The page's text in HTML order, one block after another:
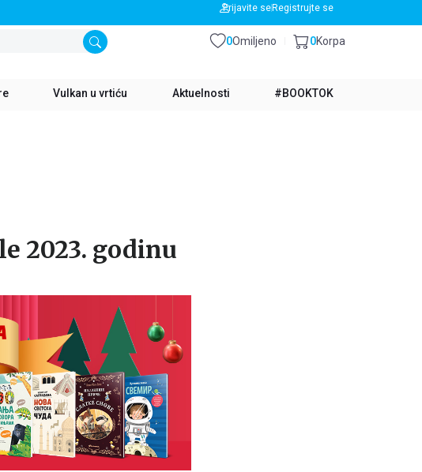
BESPLATNA DOSTAVA ZA IZNOS PREKO 3500 RSD
Prijavite se Registrujte se
Omiljeno
0 Korpa
0
Vulkan u vrtiću Aktuelnosti #BOOKTOK
2023. godinu